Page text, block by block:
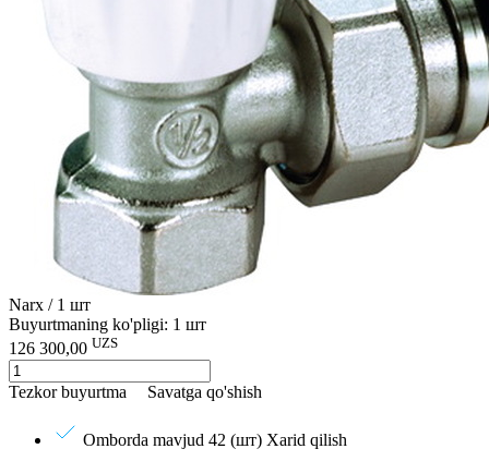
Narx / 1 шт
Buyurtmaning ko'pligi: 1 шт
126 300,00 UZS
Tezkor buyurtma Savatga qo'shish
Omborda mavjud 42 (шт) Xarid qilish